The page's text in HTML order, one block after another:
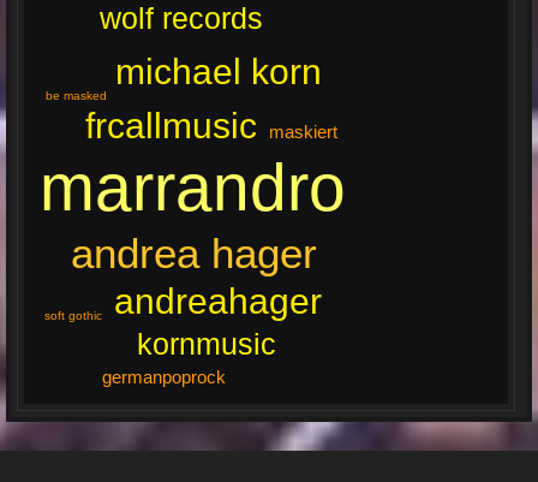
marrandro
andrea hager
frcallmusic
michael korn
andreahager
kornmusic
wolf records
germanpoprock
maskiert
soft gothic
be masked